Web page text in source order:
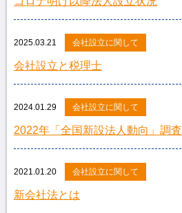
2025.03.21 会社設立に関して
会社設立と税理士
2024.01.29 会社設立に関して
2022年「全国新設法人動向」調査
2021.01.20 会社設立に関して
新会社法とは